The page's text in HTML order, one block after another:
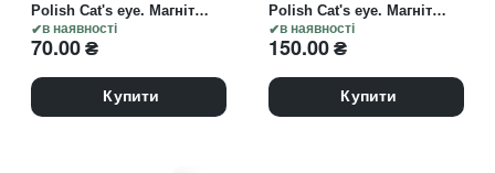
в наявності
Polish Cat's eye. Магніт
ДВОСТОРОННІЙ для
"котячого ока"
70.00₴
Купити
в наявності
Polish Cat's eye. Магніт
УНІВЕРСАЛЬНИЙ для
"котячого ока"
150.00₴
Купити